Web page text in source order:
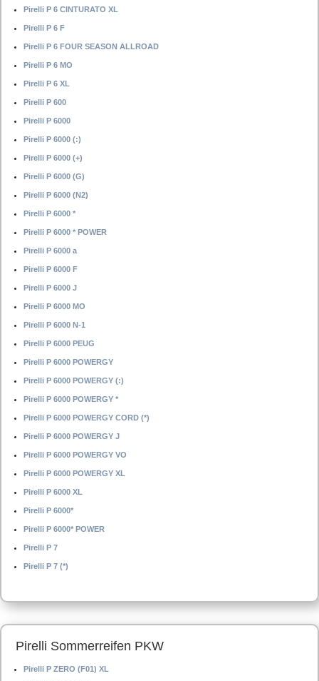
Pirelli P 6 CINTURATO XL
Pirelli P 6 F
Pirelli P 6 FOUR SEASON ALLROAD
Pirelli P 6 MO
Pirelli P 6 XL
Pirelli P 600
Pirelli P 6000
Pirelli P 6000 (:)
Pirelli P 6000 (+)
Pirelli P 6000 (G)
Pirelli P 6000 (N2)
Pirelli P 6000 *
Pirelli P 6000 * POWER
Pirelli P 6000 a
Pirelli P 6000 F
Pirelli P 6000 J
Pirelli P 6000 MO
Pirelli P 6000 N-1
Pirelli P 6000 PEUG
Pirelli P 6000 POWERGY
Pirelli P 6000 POWERGY (:)
Pirelli P 6000 POWERGY *
Pirelli P 6000 POWERGY CORD (*)
Pirelli P 6000 POWERGY J
Pirelli P 6000 POWERGY VO
Pirelli P 6000 POWERGY XL
Pirelli P 6000 XL
Pirelli P 6000*
Pirelli P 6000* POWER
Pirelli P 7
Pirelli P 7 (*)
Pirelli Sommerreifen PKW
Pirelli P ZERO (F01) XL